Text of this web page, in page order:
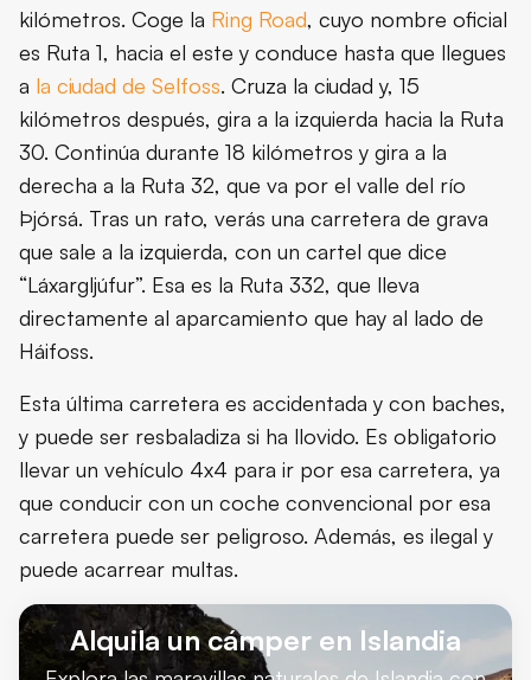
kilómetros. Coge la Ring Road, cuyo nombre oficial
es Ruta 1, hacia el este y conduce hasta que llegues
a la ciudad de Selfoss. Cruza la ciudad y, 15
kilómetros después, gira a la izquierda hacia la Ruta
30. Continúa durante 18 kilómetros y gira a la
derecha a la Ruta 32, que va por el valle del río
Þjórsá. Tras un rato, verás una carretera de grava
que sale a la izquierda, con un cartel que dice
“Láxargljúfur”. Esa es la Ruta 332, que lleva
directamente al aparcamiento que hay al lado de
Háifoss.
Esta última carretera es accidentada y con baches,
y puede ser resbaladiza si ha llovido. Es obligatorio
llevar un vehículo 4x4 para ir por esa carretera, ya
que conducir con un coche convencional por esa
carretera puede ser peligroso. Además, es ilegal y
puede acarrear multas.
Alquila un cámper en Islandia